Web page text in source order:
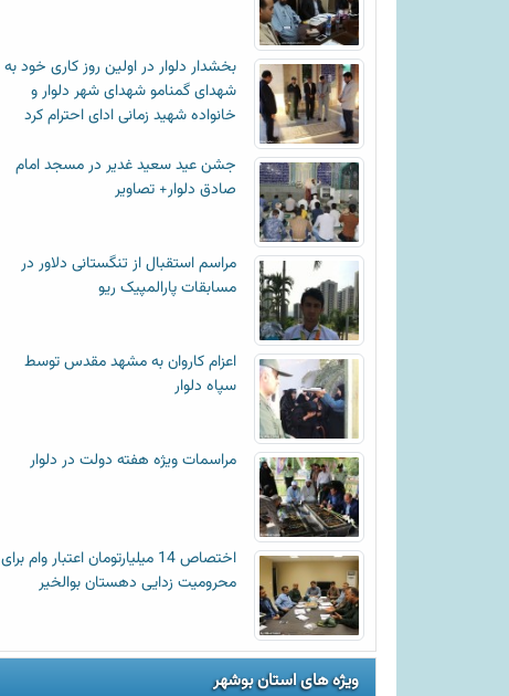
بخشدار دلوار در اولین روز کاری خود به
شهدای گمنامو شهدای شهر دلوار و
خانواده شهید زمانی ادای احترام کرد
جشن عید سعید غدیر در مسجد امام
صادق دلوار+ تصاویر
مراسم استقبال از تنگستانی دلاور در
مسابقات پارالمپیک ریو
اعزام کاروان به مشهد مقدس توسط
سپاه دلوار
مراسمات ویژه هفته دولت در دلوار
اختصاص 14 میلیارتومان اعتبار وام برای
محرومیت زدایی دهستان بوالخیر
ویژه های استان بوشهر